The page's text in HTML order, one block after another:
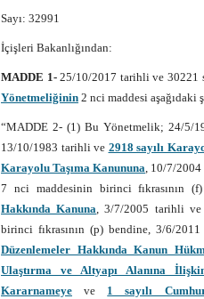
Sayı: 32991
İçişleri Bakanlığından:
MADDE 1-25/10/2017 tarihli ve 30221
Yönetmeliğinin 2 nci maddesi
“MADDE 2- (1) Bu Yönetmelik; 24/5/
13/10/1983 tarihli ve 2918 sayılı
Karayolu Taşıma Kanununa, 10/7/
7 nci maddesinin birinci fıkrasının
Hakkında Kanuna, 3/7/2005 tarihli
birinci fıkrasının (p) bendine, 3/6/
Düzenlemeler Hakkında Kanun
Ulaştırma ve Altyapı Alanına
Kararnameye ve 1 sayılı